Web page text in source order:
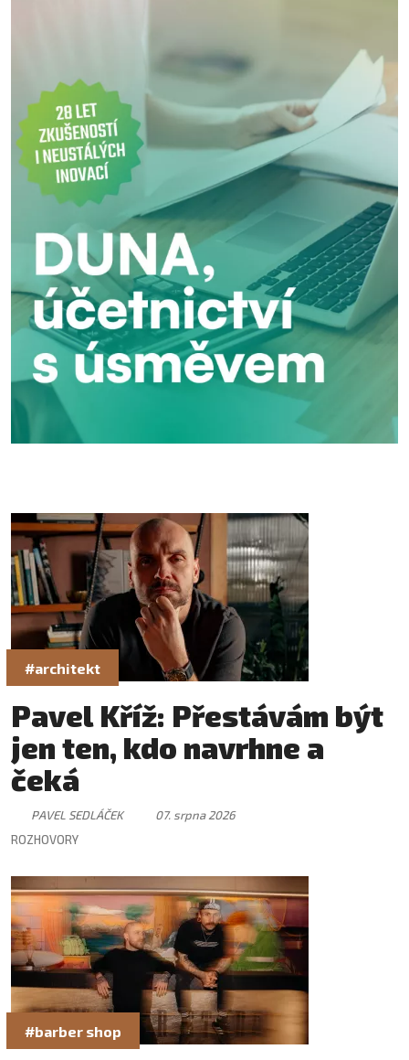
#architekt
Pavel Kříž: Přestávám být
jen ten, kdo navrhne a
čeká
PAVEL SEDLÁČEK
07. srpna 2026
ROZHOVORY
#barber shop